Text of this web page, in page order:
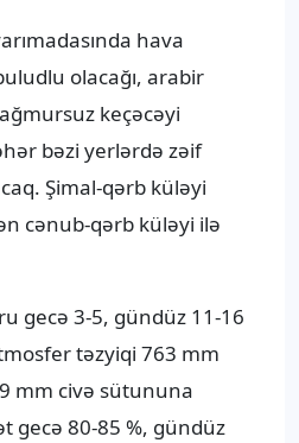
hava
olacağı, arabir
keçəcəyi
bəzi yerlərdə zəif
Şimal-qərb küləyi
cənub-qərb küləyi ilə
gecə 3-5, gündüz 11-16
təzyiqi 763 mm
mm civə sütununa
gecə 80-85 %, gündüz